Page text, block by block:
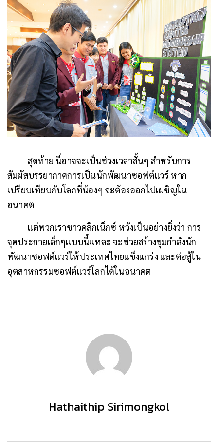
สุดท้าย นี่อาจจะเป็นช่วงเวลาสั้นๆ สำหรับการ
สัมผัสบรรยากาศการเป็นนักพัฒนาซอฟต์แวร์ หาก
เปรียบเทียบกับโลกที่น้องๆ จะต้องออกไปเผชิญใน
อนาคต
แต่พวกเราชาวคลิกเน็กซ์ หวังเป็นอย่างยิ่งว่า การ
จุดประกายเล็กๆแบบนี้แหละ จะช่วยสร้างขุมกำลังนัก
พัฒนาซอฟต์แวร์ให้ประเทศไทยแข็งแกร่ง และต่อสู้ใน
อุตสาหกรรมซอฟต์แวร์โลกได้ในอนาคต
Hathaithip Sirimongkol